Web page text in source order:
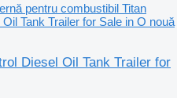
pentru combustibil Titan
Tank Trailer for Sale in O nouă
Diesel Oil Tank Trailer for